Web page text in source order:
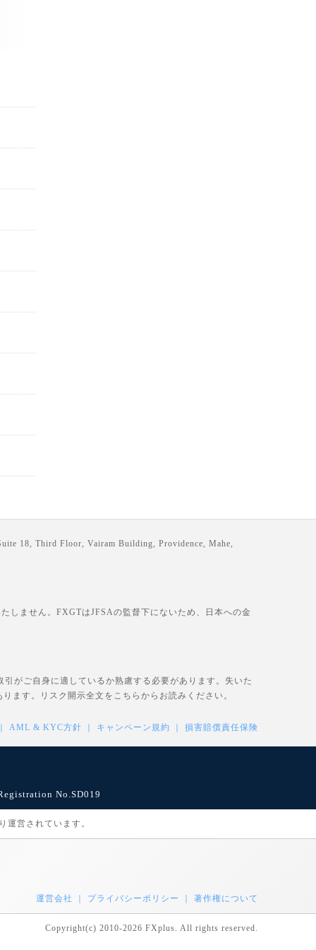
18, Third Floor, Vairam Building, Providence, Mahe,
しません。FXGTはJFSAの監督下にないため、日本への金
がご自身に適しているか熟慮する必要があります。失いた
ます。リスク開示全文を こちら からお読みください。
AML & KYC方針 キャンペーン規約 損害賠償責任保険
No.SD019
営されています。
運営会社 プライバシーポリシー 著作権について
Copyright(c) 2010-2026 FXplus. All rights reserved.